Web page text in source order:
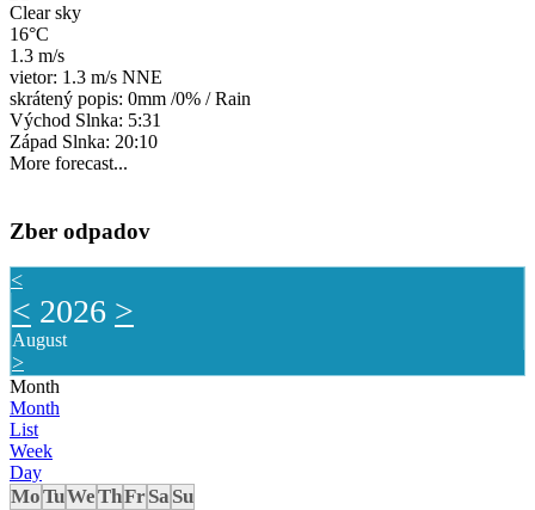
Clear sky
16°C
1.3 m/s
vietor: 1.3 m/s NNE
skrátený popis: 0mm /0% /Rain
Východ Slnka: 5:31
Západ Slnka: 20:10
More forecast...
Zber odpadov
<
< 2026 >
August
>
Month
Month
List
Week
Day
MoTuWeThFrSa Su